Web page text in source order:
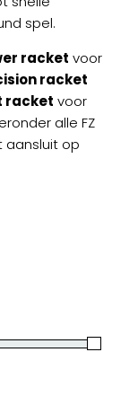
spel.
racket voor
racket
racket voor
alle FZ
aansluit op
prijs
prijs